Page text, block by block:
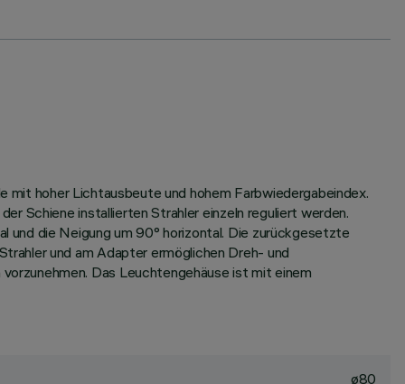
hoher Lichtausbeute und hohem Farbwiedergabeindex.
Schiene installierten Strahler einzeln reguliert werden.
und die Neigung um 90° horizontal. Die zurückgesetzte
und am Adapter ermöglichen Dreh- und
Das Leuchtengehäuse ist mit einem
ø80